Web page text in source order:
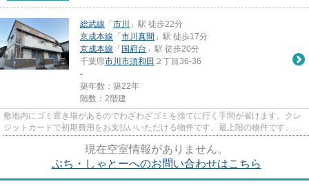
総武線 「 市川
」駅 徒歩22分
京成本線 「 市川真間 」駅 徒歩17分
京成本線 「 国府台 」駅 徒歩20分
千葉県市川市須和田 ２丁目36-36
-
築年数：築22年
階数：2階建
敷地内にゴミ置き場があるのでわざわざゴミを捨てに行く手間が省けます。クレ
ジットカードで初期費用をお支払いいただける物件です。最上階の物件です。こ
現在空室情報がありません。
ぷち・しゃとーへのお問い合わせはこちら